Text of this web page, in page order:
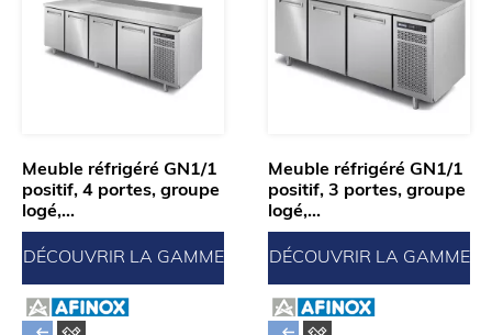
Meuble réfrigéré GN1/1
positif, 4 portes, groupe
logé,...
DÉCOUVRIR LA GAMME
Meuble réfrigéré GN1/1
positif, 3 portes, groupe
logé,...
DÉCOUVRIR LA GAMME